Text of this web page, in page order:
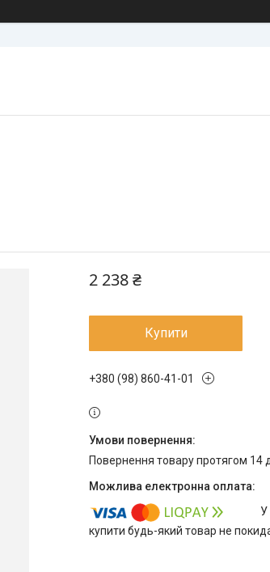
2 238 ₴
Купити
+380 (98) 860-41-01
повернення товару протягом 14
У
купити будь-який товар не